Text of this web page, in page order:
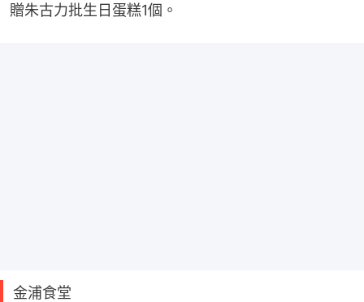
贈朱古力批生日蛋糕1個。
金浦食堂